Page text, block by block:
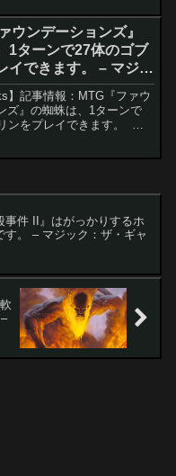
や価格の急騰、さらにはプ
われ...
ウンデーションズ』
1ターンで27体のゴブ
イできます。 – マジッ
ャザリング
】記事情報：MTG『ファウ
ズ』の蜘蛛は、1ターンで
ンをプレイできます。 マ
事件 II』はがっかりするホ
す。 – マジック：ザ・ギャ